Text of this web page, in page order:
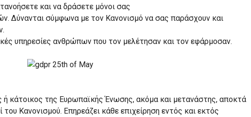
και να δράσετε μόνοι σας
Δύνανται σύμφωνα με τον Κανονισμό να σας παράσχουν και
υπηρεσίες ανθρώπων που τον μελέτησαν και τον εφάρμοσαν.
ή κάτοικος της Ευρωπαϊκής Ένωσης, ακόμα και μετανάστης, αποκτά
Κανονισμού. Επηρεάζει κάθε επιχείρηση εντός και εκτός